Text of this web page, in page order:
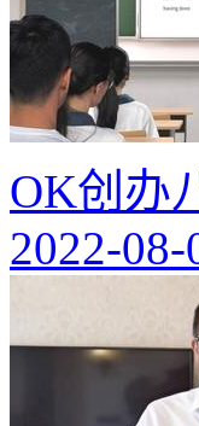
OK创办
2022-08-